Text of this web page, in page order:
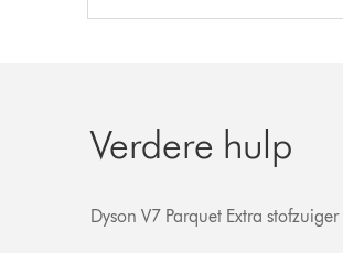
Verdere hulp
Dyson V7 Parquet Extra stofzuiger